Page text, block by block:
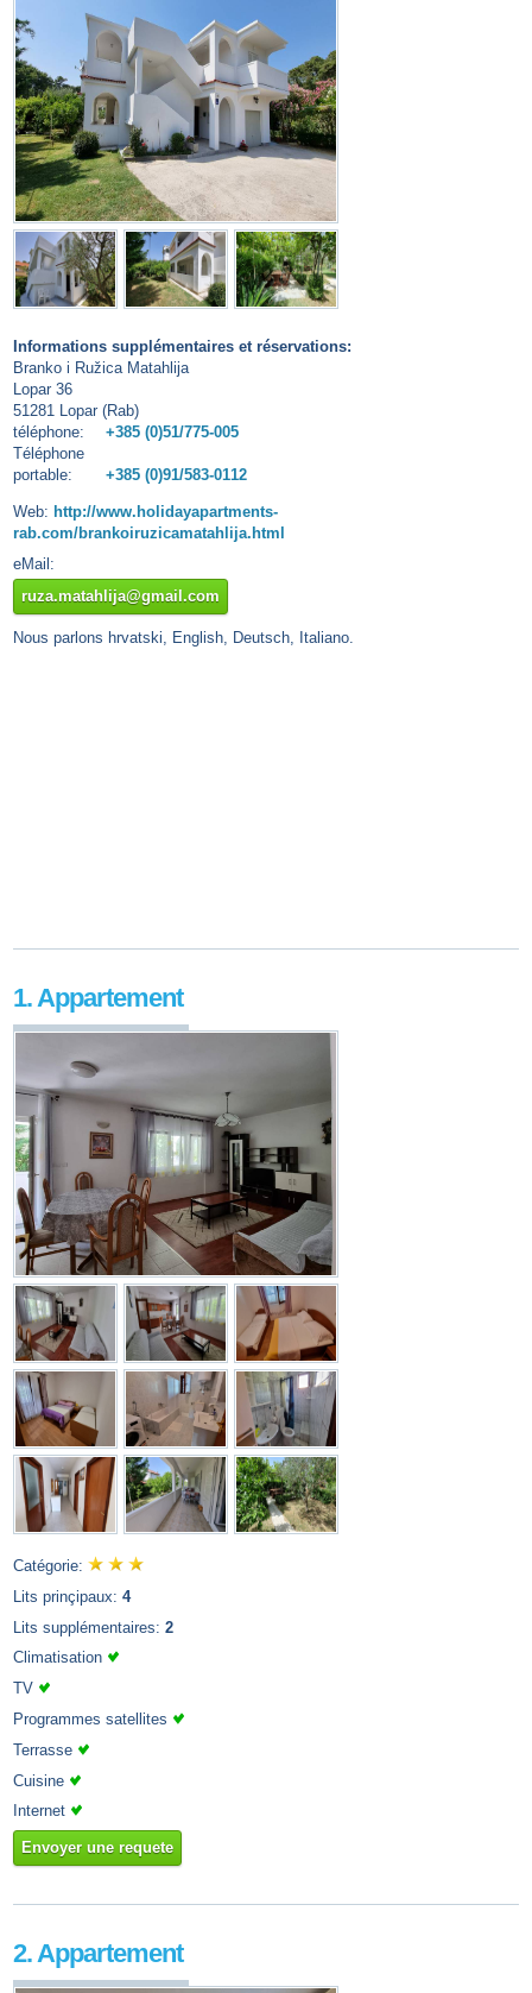
Informations supplémentaires et réservations:
Branko i Ružica Matahlija
Lopar 36
51281 Lopar (Rab)
téléphone:
+385 (0)51/775-005
Téléphone
portable:
+385 (0)91/583-0112
Web: http://www.holidayapartments-
rab.com/brankoiruzicamatahlija.html
eMail:
ruza.matahlija@gmail.com
Nous parlons hrvatski, English, Deutsch, Italiano.
1. Appartement
Catégorie:
Lits prinçipaux: 4
Lits supplémentaires: 2
Climatisation
TV
Programmes satellites
Terrasse
Cuisine
Internet
Envoyer une requete
2. Appartement